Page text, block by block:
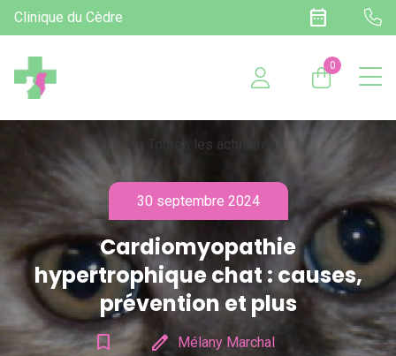
Clinique du Cèdre date_range
0
chevron_left Toutes les actualités
30 septembre 2024
Cardiomyopathie
hypertrophique chat : causes,
prévention et plus
bookmark_border edit Mélany Marchal